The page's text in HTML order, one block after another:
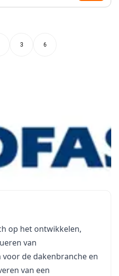
3 6
op het ontwikkelen,
van
de dakenbranche en
van een